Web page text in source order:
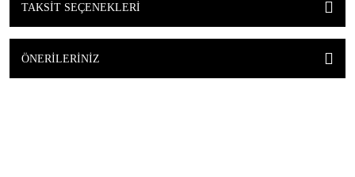
TAKSIT SEÇENEKLERI
ÖNERILERINIZ